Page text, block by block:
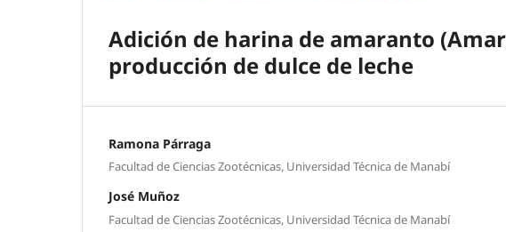
Adición de harina de amaranto
producción de dulce de leche
Ramona Párraga
Facultad de Ciencias Zootécnicas, Universidad Técnica de Manabí
José Muñoz
Facultad de Ciencias Zootécnicas, Universidad Técnica de Manabí